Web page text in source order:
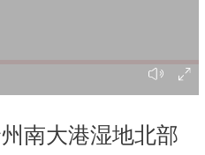
大港湿地北部